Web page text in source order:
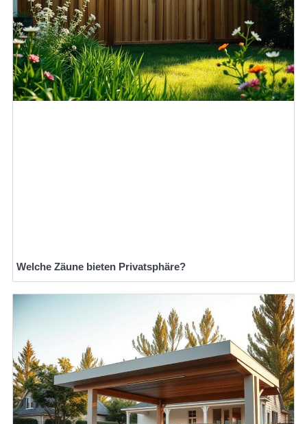
Welche Zäune bieten Privatsphäre?